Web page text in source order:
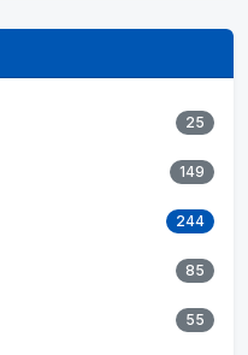
25
149
244
85
55